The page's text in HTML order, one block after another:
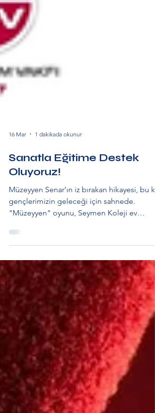
16 Mar 1 dakikada okunur
Sanatla Eğitime Destek
Oluyoruz!
Müzeyyen Senar’ın iz bırakan hikayesi, bu
"Müzeyyen" oyunu, Seymen Koleji ev
sahipliğinde seyirciyle buluşuyor. Bu anlamlı
(Kocaeli Eğitim Vakfı) aracılığıyla
gençlerimizin eğitimine aktarılmaktadır.
unutulmaz bir tiyatro akşamı yaşamak hem
de eğitime katkıda bulunmak için hepinizi
bekliyoruz. 🗓 Tarih: 9 Nisan 2026, Perşembe
⏰ Saat: 19.30 📍 Yer: Seymen Koleji
Konferans Salonu 📞